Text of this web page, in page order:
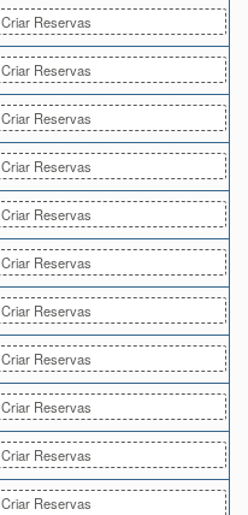
Criar Reservas
Criar Reservas
Criar Reservas
Criar Reservas
Criar Reservas
Criar Reservas
Criar Reservas
Criar Reservas
Criar Reservas
Criar Reservas
Criar Reservas